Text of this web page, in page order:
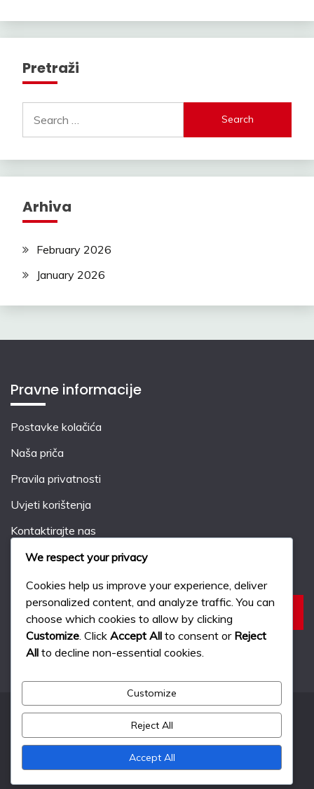
Pretraži
for:
Arhiva
February 2026
January 2026
Pravne informacije
Postavke kolačića
Naša priča
Pravila privatnosti
Uvjeti korištenja
Kontaktirajte nas
Pretraži
Search
All Rights Reserved 2024.
Proudly powered by WordPress
|
Theme: Fairy by
Candid Themes
We respect your privacy
Cookies help us improve your experience, deliver
personalized content, and analyze traffic. You can
choose which cookies to allow by clicking
Customize . Click Accept All to consent or Reject
All to decline non-essential cookies.
Customize
Reject All
Accept All